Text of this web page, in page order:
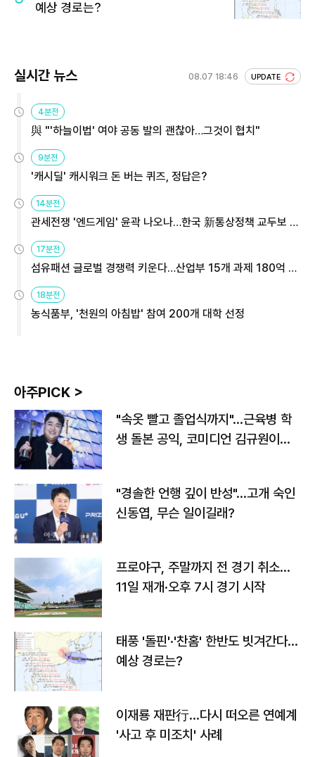
예상 경로는?
실시간 뉴스 08.07 18:46 UPDATE
4분전
與 "'하늘이법' 여야 공동 발의 괜찮아…그것이 협치"
9분전
'캐시딜' 캐시워크 돈 버는 퀴즈, 정답은?
14분전
관세전쟁 '엔드게임' 윤곽 나오나…한국 新통상정책 교두보 활
용해야
17분전
섬유패션 글로벌 경쟁력 키운다…산업부 15개 과제 180억 지
원
18분전
농식품부, '천원의 아침밥' 참여 200개 대학 선정
아주PICK >
"속옷 빨고 졸업식까지"…근육병 학
생 돌본 공익, 코미디언 김규원이었
"경솔한 언행 깊이 반성"…고개 숙인
신동엽, 무슨 일이길래?
프로야구, 주말까지 전 경기 취소…
11일 재개·오후 7시 경기 시작
태풍 '돌핀'·'찬홈' 한반도 빗겨간다…
예상 경로는?
이재룡 재판行…다시 떠오른 연예계
'사고 후 미조치' 사례